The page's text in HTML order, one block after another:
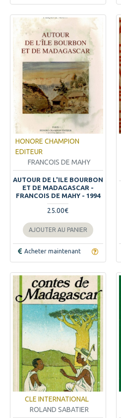
HONORE CHAMPION
EDITEUR
FRANCOIS DE MAHY
AUTOUR DE L'ILE BOURBON
ET DE MADAGASCAR -
FRANCOIS DE MAHY - 1994
25.00€
AJOUTER AU PANIER
Acheter maintenant
CLE INTERNATIONAL
ROLAND SABATIER